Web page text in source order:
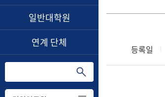
일반대학원
연계 단체
등록일